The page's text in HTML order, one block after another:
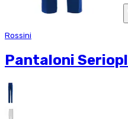
Rossini
Pantaloni